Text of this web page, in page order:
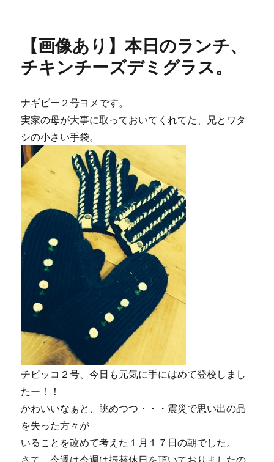
ー
限
定
醸
イ
パ
チ
ス
タ
ウ
ト」
通
信
販
売
ス
ト！
に
【画像あり】本日のランチ、
チキンチーズデミグラス。
ナギビー２号ヨメです。
実家の母が大事に取っておいてくれてた、兄とワタ
シの小さい手袋。
チビッコ２号、今日も元気に手にはめて登校しまし
たー！！
かわいいなぁと、眺めつつ・・・震災で思い出の品
を失った方々が
いることを改めて考えた１月１７日の朝でした。
さて、今週は今週は振替休日を頂いておりましたの